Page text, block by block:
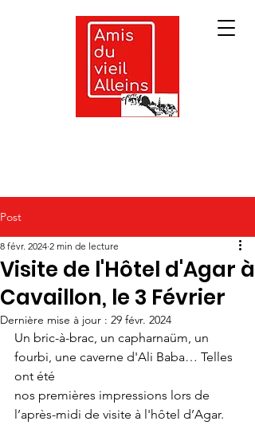
Post
Visite de l'Hôtel d'Agar à
Cavaillon, le 3 Février
8 févr. 2024 2 min de lecture
Dernière mise à jour : 29 févr. 2024
Un bric-à-brac, un capharnaüm, un
fourbi, une caverne d'Ali Baba… Telles
ont été
nos premières impressions lors de
l’après-midi de visite à l'hôtel d’Agar.